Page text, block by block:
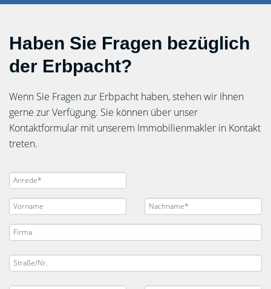
Haben Sie Fragen bezüglich
der Erbpacht?
Wenn Sie Fragen zur Erbpacht haben, stehen wir Ihnen
gerne zur Verfügung. Sie können über unser
Kontaktformular mit unserem Immobilienmakler in Kontakt
treten.